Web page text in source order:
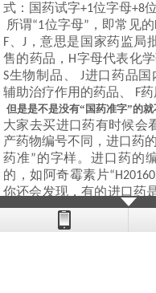
式：国药试字+1位字母+8
所谓“1位字母” ，即常见的
F J ，意思是国家药监局
售的药品， H字母代表化学
S生物制品、 J进口药品国
辅助治疗作用的药品、
F药
但是是不是没有“ 国药准字”的就
大家去买进口药有时候会
产药物编号不同，进口药
药准”的字样。进口药的
的，如阿奇霉素片
你还会发现，有的进口药
头的。这种编号的药物是
在国内进行包装生产的，